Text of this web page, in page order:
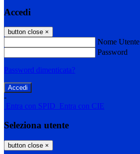
Accedi
button close ×
Nome Utente
Password
Password dimenticata?
-
Entra con SPID Entra con CIE
Seleziona utente
button close ×